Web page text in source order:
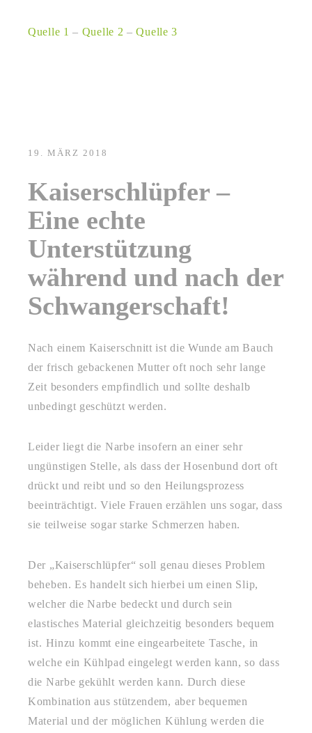
Quelle 1 – Quelle 2 –Quelle 3
19. MÄRZ 2018
Kaiserschlüpfer –
Eine echte
Unterstützung
während und nach der
Schwangerschaft!
Nach einem Kaiserschnitt ist die Wunde am Bauch
der frisch gebackenen Mutter oft noch sehr lange
Zeit besonders empfindlich und sollte deshalb
unbedingt geschützt werden.
Leider liegt die Narbe insofern an einer sehr
ungünstigen Stelle, als dass der Hosenbund dort oft
drückt und reibt und so den Heilungsprozess
beeinträchtigt. Viele Frauen erzählen uns sogar, dass
sie teilweise sogar starke Schmerzen haben.
Der „Kaiserschlüpfer“ soll genau dieses Problem
beheben. Es handelt sich hierbei um einen Slip,
welcher die Narbe bedeckt und durch sein
elastisches Material gleichzeitig besonders bequem
ist. Hinzu kommt eine eingearbeitete Tasche, in
welche ein Kühlpad eingelegt werden kann, so dass
die Narbe gekühlt werden kann. Durch diese
Kombination aus stützendem, aber bequemen
Material und der möglichen Kühlung werden die